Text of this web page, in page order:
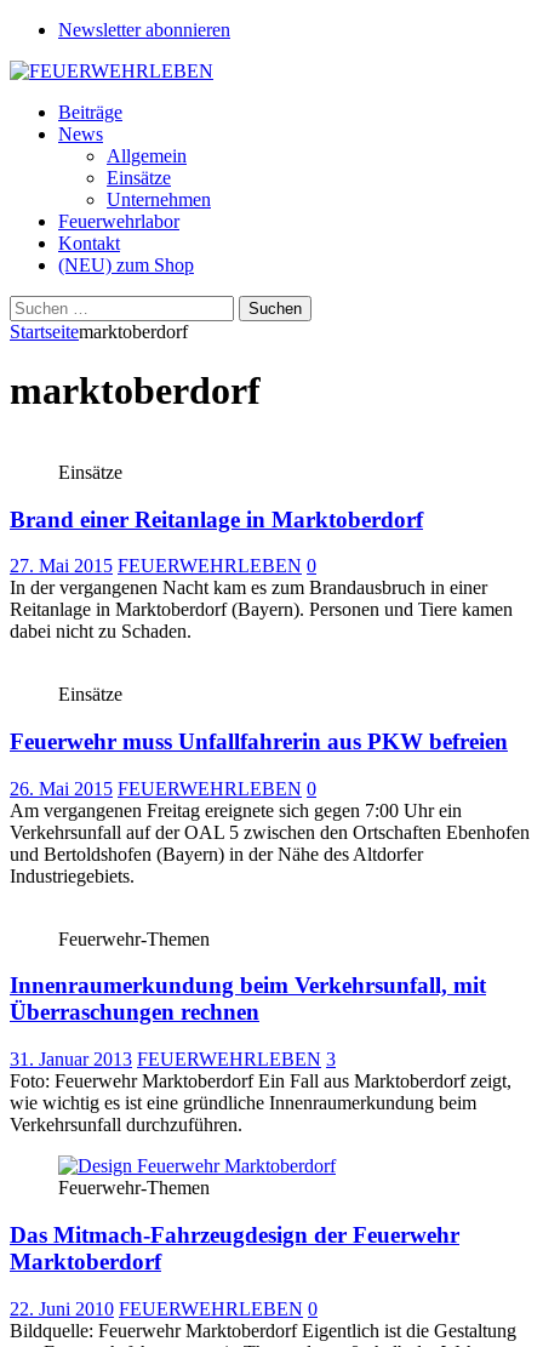
Newsletter abonnieren
Beiträge
News
Allgemein
Einsätze
Unternehmen
Feuerwehrlabor
Kontakt
(NEU) zum Shop
Suchen
nach:
Startseitemarktoberdorf
marktoberdorf
Einsätze
Brand einer Reitanlage in Marktoberdorf
27. Mai 2015 FEUERWEHRLEBEN 0
In der vergangenen Nacht kam es zum Brandausbruch in einer
Reitanlage in Marktoberdorf (Bayern). Personen und Tiere kamen
dabei nicht zu Schaden.
Einsätze
Feuerwehr muss Unfallfahrerin aus PKW befreien
26. Mai 2015 FEUERWEHRLEBEN 0
Am vergangenen Freitag ereignete sich gegen 7:00 Uhr ein
Verkehrsunfall auf der OAL 5 zwischen den Ortschaften Ebenhofen
und Bertoldshofen (Bayern) in der Nähe des Altdorfer
Industriegebiets.
Feuerwehr-Themen
Innenraumerkundung beim Verkehrsunfall, mit
Überraschungen rechnen
31. Januar 2013 FEUERWEHRLEBEN 3
Foto: Feuerwehr Marktoberdorf Ein Fall aus Marktoberdorf zeigt,
wie wichtig es ist eine gründliche Innenraumerkundung beim
Verkehrsunfall durchzuführen.
Feuerwehr-Themen
Das Mitmach-Fahrzeugdesign der Feuerwehr
Marktoberdorf
22. Juni 2010 FEUERWEHRLEBEN 0
Bildquelle: Feuerwehr Marktoberdorf Eigentlich ist die Gestaltung